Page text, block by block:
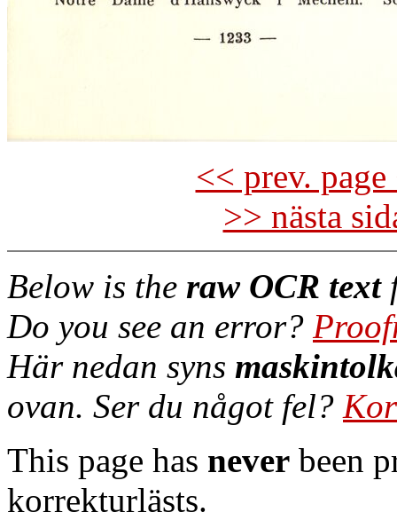
<< prev.
>> nästa
Below is the raw OCR text
Do you see an error?
Här nedan syns
ovan. Ser du något fel?
This page has never been
korrekturlästs.